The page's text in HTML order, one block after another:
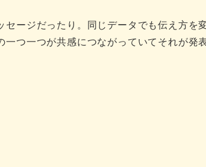
ージだったり。同じデータでも伝え方を
つ一つが共感につながっていてそれが発